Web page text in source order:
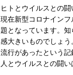
ヒトとウイルスとの闘
現在新型コロナイン
題となっています。
感大きいものでしょ
流行があったという
人とウイルスとの闘